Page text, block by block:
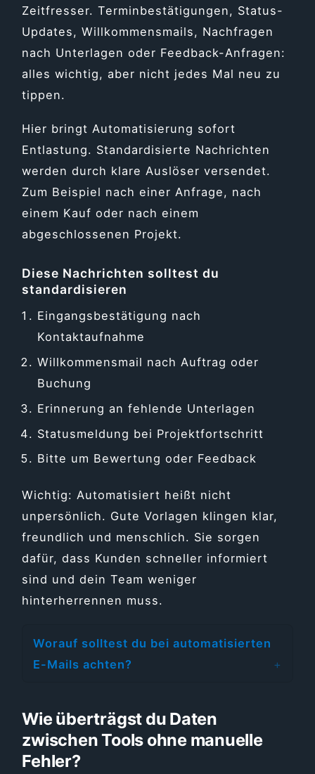
Zeitfresser. Terminbestätigungen, Status-
Updates, Willkommensmails, Nachfragen
nach Unterlagen oder Feedback-Anfragen:
alles wichtig, aber nicht jedes Mal neu zu
tippen.
Hier bringt Automatisierung sofort
Entlastung. Standardisierte Nachrichten
werden durch klare Auslöser versendet.
Zum Beispiel nach einer Anfrage, nach
einem Kauf oder nach einem
abgeschlossenen Projekt.
Diese Nachrichten solltest du
standardisieren
Eingangsbestätigung nach
Kontaktaufnahme
Willkommensmail nach Auftrag oder
Buchung
Erinnerung an fehlende Unterlagen
Statusmeldung bei Projektfortschritt
Bitte um Bewertung oder Feedback
Wichtig: Automatisiert heißt nicht
unpersönlich. Gute Vorlagen klingen klar,
freundlich und menschlich. Sie sorgen
dafür, dass Kunden schneller informiert
sind und dein Team weniger
hinterherrennen muss.
Worauf solltest du bei automatisierten
E-Mails achten?
Wie überträgst du Daten
zwischen Tools ohne manuelle
Fehler?